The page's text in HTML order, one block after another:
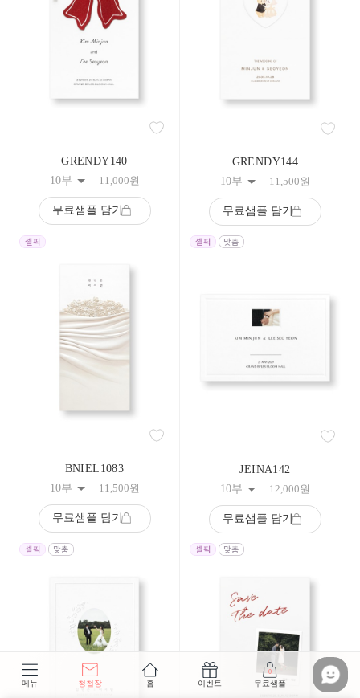
메뉴 청첩장 홈 이벤트
0
무료샘플
GRENDY140
10부
11,000원
무료샘플 담기
GRENDY144
10부
11,500원
무료샘플 담기
BNIEL1083
10부
11,500원
무료샘플 담기
JEINA142
10부
12,000원
무료샘플 담기